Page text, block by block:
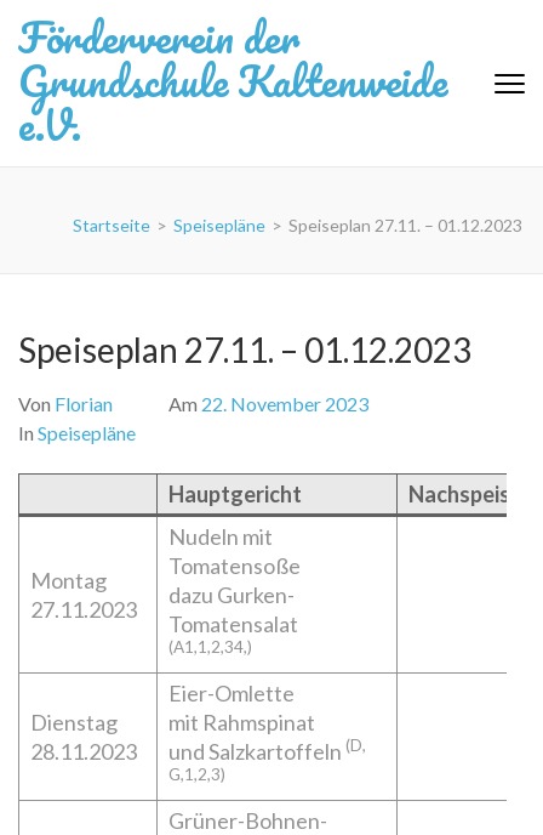
Inhalt
springen
(Eingabetaste
drücken)
Förderverein der
Grundschule Kaltenweide
e.V.
Startseite > Speisepläne > Speiseplan 27.11. – 01.12.2023
Speiseplan 27.11. – 01.12.2023
Von Florian Am 22. November 2023
In Speisepläne
Hauptgericht Nachspeise
Montag
27.11.2023
Nudeln mit
Tomatensoße
dazu Gurken-
Tomatensalat
(A1,1,2,34,)
Dienstag
28.11.2023
Eier-Omlette
mit Rahmspinat
und Salzkartoffeln (D,
G,1,2,3)
Grüner-Bohnen-